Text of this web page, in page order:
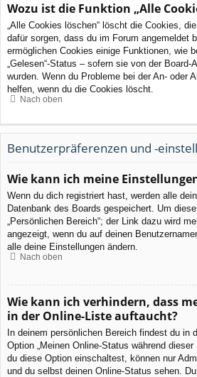
Wozu ist die Funktion „Alle
„Alle Cookies löschen“ löscht die Cookies,
dafür sorgen, dass du im Forum angemeldet
ermöglichen Cookies einige Funktionen, wie
„Gelesen“-Status – sofern sie von der
wurden. Wenn du Probleme bei der An- oder
helfen, wenn du die Cookies löscht.
Nach oben
Benutzerpräferenzen und -
Wie kann ich meine
Wenn du dich registriert hast, werden alle
Datenbank des Boards gespeichert. Um
„Persönlichen Bereich“; der Link dazu wird
angezeigt, wenn du auf deinen
alle deine Einstellungen ändern.
Nach oben
Wie kann ich verhindern, dass
in der Online-Liste auftaucht?
In deinem persönlichen Bereich findest du in
Option „Meinen Online-Status während
du diese Option einschaltest, können nur
und du selbst deinen Online-Status sehen.